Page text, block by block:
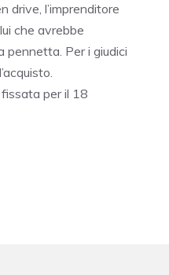
drive, l’imprenditore
che avrebbe
pennetta. Per i giudici
per il 18